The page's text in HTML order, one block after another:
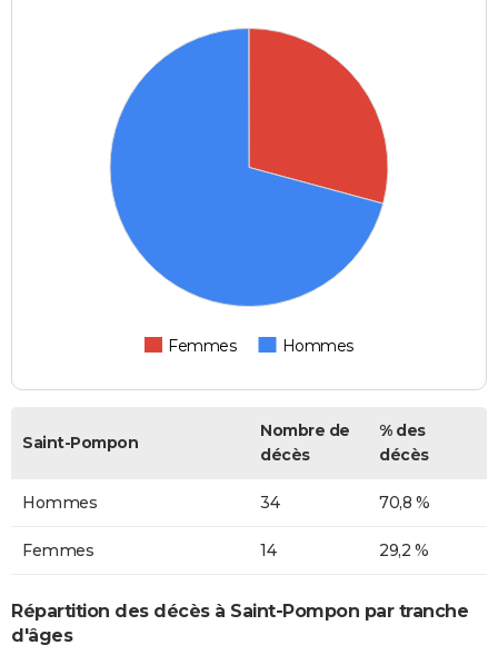
Femmes Hommes
Saint-Pompon
Nombre de
décès
% des
décès
Hommes 34 70,8 %
Femmes 14 29,2 %
Répartition des décès à Saint-Pompon par tranche
d'âges